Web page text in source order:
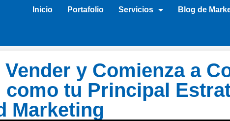
Inicio Portafolio Servicios Blog de
Vender y Comienza a
como tu Principal
Marketing